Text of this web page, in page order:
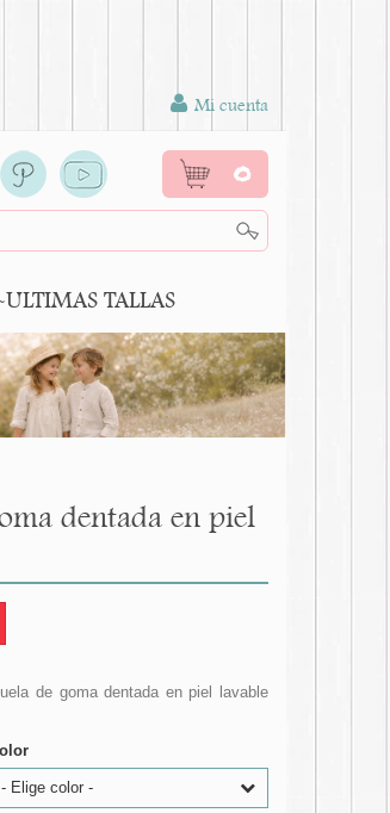
Mi cuenta
0
TALLAS
dentada en piel
de goma dentada en piel lavable
- Elige color -